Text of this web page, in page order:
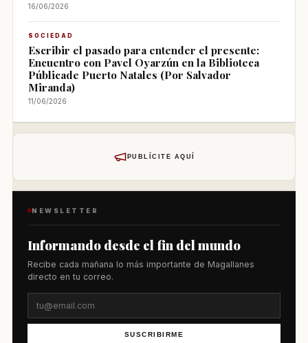
16/06/2026
SOCIEDAD
Escribir el pasado para entender el presente:
Encuentro con Pavel Oyarzún en la Biblioteca
Públicade Puerto Natales (Por Salvador
Miranda)
11/06/2026
PUBLÍCITE AQUÍ
NEWSLETTER
Informando desde el fin del mundo
Recibe cada mañana lo más importante de Magallanes
directo en tu correo.
SUSCRIBIRME